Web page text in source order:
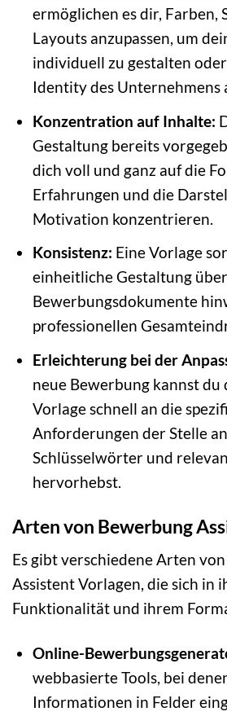
ermöglichen es dir, Farben,
Layouts anzupassen, um
individuell zu gestalten
Identity des Unternehmens
Konzentration auf Inhalte:
Gestaltung bereits
dich voll und ganz auf die
Erfahrungen und die
Motivation konzentrieren.
Konsistenz: Eine Vorlage
einheitliche Gestaltung
Bewerbungsdokumente
professionellen
Erleichterung bei der
neue Bewerbung kannst du
Vorlage schnell an die
Anforderungen der Stelle
Schlüsselwörter und
hervorhebst.
Arten von Bewerbung
Es gibt verschiedene Arten
Assistent Vorlagen, die sich in
Funktionalität und ihrem
Online-
webbasierte Tools, bei
Informationen in Felder